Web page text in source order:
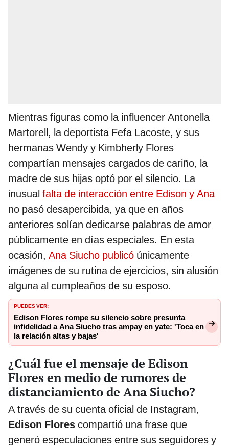
Mientras figuras como la influencer Antonella
Martorell, la deportista Fefa Lacoste, y sus
hermanas Wendy y Kimbherly Flores
compartían mensajes cargados de cariño, la
madre de sus hijas optó por el silencio. La
inusual falta de interacción entre Edison y Ana
no pasó desapercibida, ya que en años
anteriores solían dedicarse palabras de amor
públicamente en días especiales. En esta
ocasión, Ana Siucho publicó únicamente
imágenes de su rutina de ejercicios, sin alusión
alguna al cumpleaños de su esposo.
PUEDES VER:
Edison Flores rompe su silencio sobre presunta
infidelidad a Ana Siucho tras ampay en yate: 'Toca en
la relación altas y bajas'
¿Cuál fue el mensaje de Edison
Flores en medio de rumores de
distanciamiento de Ana Siucho?
A través de su cuenta oficial de Instagram,
Edison Flores compartió una frase que
generó especulaciones entre sus seguidores y